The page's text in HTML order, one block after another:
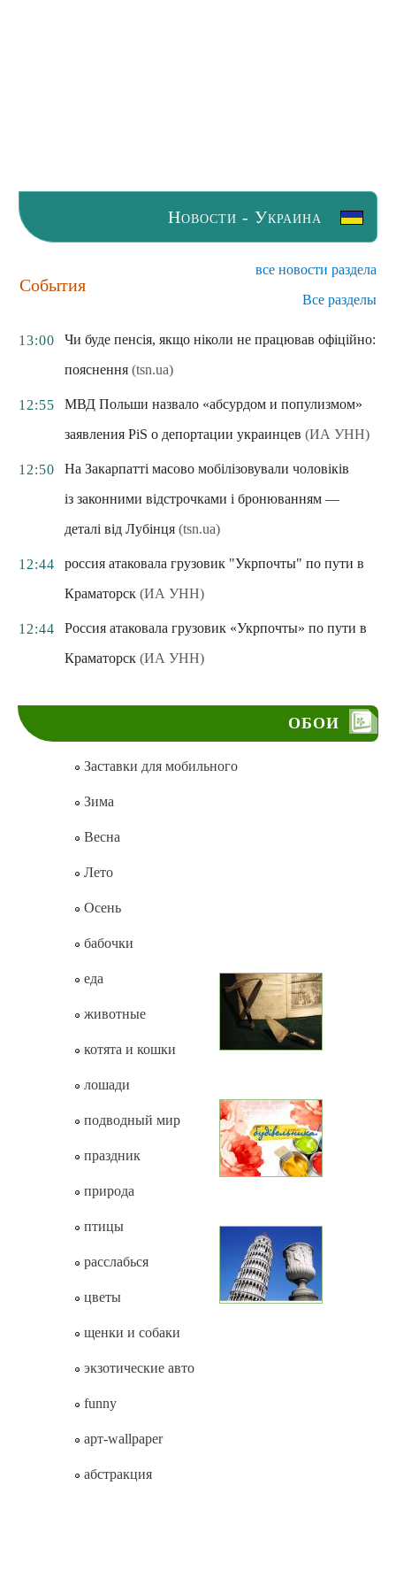
Новости - Украина
События
все новости раздела
Все разделы
13:00
Чи буде пенсія, якщо ніколи не працював офіційно:
пояснення (tsn.ua)
12:55
МВД Польши назвало «абсурдом и популизмом»
заявления PiS о депортации украинцев (ИА УНН)
12:50
На Закарпатті масово мобілізовували чоловіків
із законними відстрочками і бронюванням —
деталі від Лубінця (tsn.ua)
12:44
россия атаковала грузовик "Укрпочты" по пути в
Краматорск (ИА УНН)
12:44
Россия атаковала грузовик «Укрпочты» по пути в
Краматорск (ИА УНН)
ОБОИ
Заставки для мобильного
Зима
Весна
Лето
Осень
бабочки
еда
животные
котята и кошки
лошади
подводный мир
праздник
природа
птицы
расслабься
цветы
щенки и собаки
экзотические авто
funny
арт-wallpaper
абстракция